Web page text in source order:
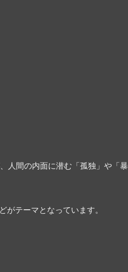
人間の内面に潜む「孤独」や「暴
がテーマとなっています。